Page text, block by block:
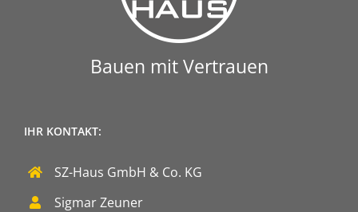
Bauen mit Vertrauen
IHR KONTAKT:
SZ-Haus GmbH & Co. KG
Sigmar Zeuner